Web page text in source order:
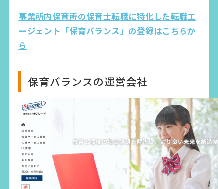
事業所内保育所の保育士転職に特化した転職エ
ージェント「保育バランス」の登録はこちらか
ら
保育バランスの運営会社